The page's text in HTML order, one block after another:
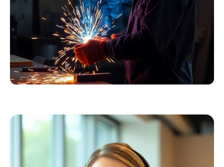
Schweißer
Profiausrüstung
Kollektion ansehen